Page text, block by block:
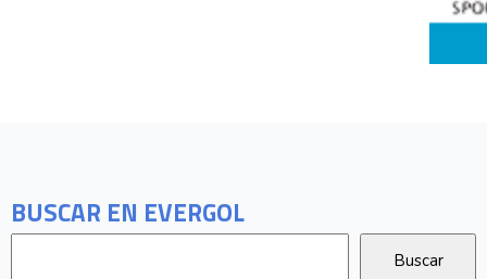
BUSCAR EN EVERGOL